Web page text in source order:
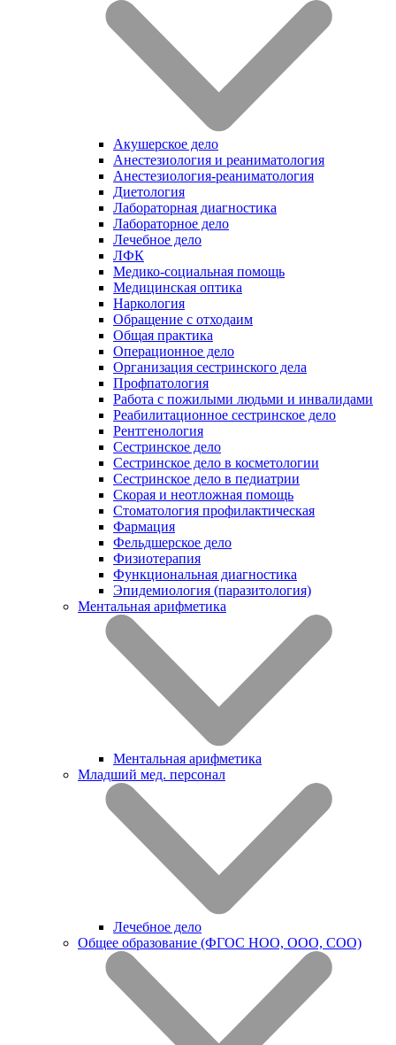
Акушерское дело
Анестезиология и реаниматология
Анестезиология-реаниматология
Диетология
Лабораторная диагностика
Лабораторное дело
Лечебное дело
ЛФК
Медико-социальная помощь
Медицинская оптика
Наркология
Обращение с отходаим
Общая практика
Операционное дело
Организация сестринского дела
Профпатология
Работа с пожилыми людьми и инвалидами
Реабилитационное сестринское дело
Рентгенология
Сестринское дело
Сестринское дело в косметологии
Сестринское дело в педиатрии
Скорая и неотложная помощь
Стоматология профилактическая
Фармация
Фельдшерское дело
Физиотерапия
Функциональная диагностика
Эпидемиология (паразитология)
Ментальная арифметика
Ментальная арифметика
Младший мед. персонал
Лечебное дело
Общее образование (ФГОС НОО, ООО, СОО)